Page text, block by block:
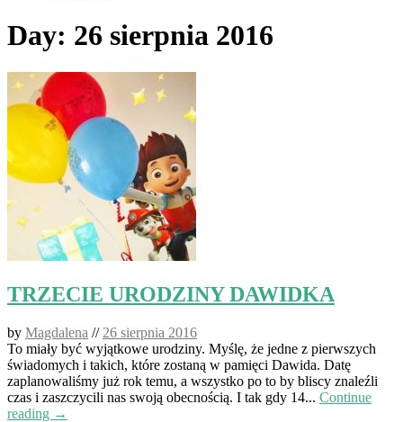
Day: 26 sierpnia 2016
TRZECIE URODZINY DAWIDKA
by Magdalena // 26 sierpnia 2016
To miały być wyjątkowe urodziny. Myślę, że jedne z pierwszych
świadomych i takich, które zostaną w pamięci Dawida. Datę
zaplanowaliśmy już rok temu, a wszystko po to by bliscy znaleźli
czas i zaszczycili nas swoją obecnością. I tak gdy 14... Continue
reading →